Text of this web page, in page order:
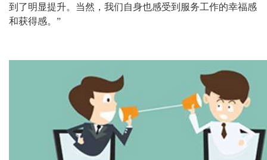
到了明显提升。当然，我们自身也感受到服务工作的幸福感
和获得感。”